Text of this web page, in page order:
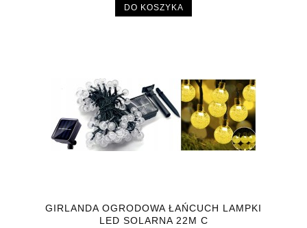
DO KOSZYKA
GIRLANDA OGRODOWA ŁAŃCUCH LAMPKI
LED SOLARNA 22M C